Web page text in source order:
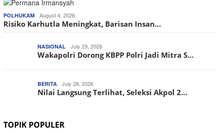
POLHUKAM August 4, 2026
Risiko Karhutla Meningkat, Barisan Insan…
NASIONAL July 29, 2026
Wakapolri Dorong KBPP Polri Jadi Mitra S…
BERITA July 28, 2026
Nilai Langsung Terlihat, Seleksi Akpol 2…
TOPIK POPULER